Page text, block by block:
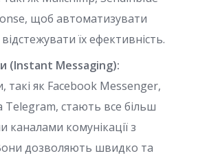
щоб автоматизувати
їх ефективність.
(Instant Messaging):
як Facebook Messenger,
Telegram, стають все більш
каналами комунікації з
дозволяють швидко та